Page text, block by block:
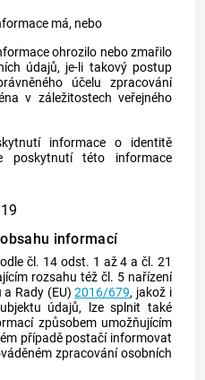
má, nebo
ohrozilo nebo zmařilo
údajů, je-li takový postup
účelu zpracování
v záležitostech veřejného
informace o identitě
poskytnutí této informace
informací
čl. 14 odst. 1 až 4 a čl. 21
rozsahu též čl. 5 nařízení
a Rady (EU)2016/679, jakož i
údajů, lze splnit také
způsobem umožňujícím
případě postačí informovat
zpracování osobních